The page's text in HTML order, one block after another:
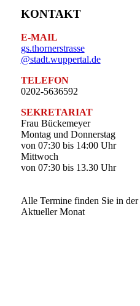
KONTAKT
E-MAIL
gs.thornerstrasse
@stadt.wuppertal.de
TELEFON
0202-5636592
SEKRETARIAT
Frau Bückemeyer
Montag und Donnerstag
von 07:30 bis 14:00 Uhr
Mittwoch
von 07:30 bis 13.30 Uhr
Alle Termine finden Sie in der
Aktueller Monat